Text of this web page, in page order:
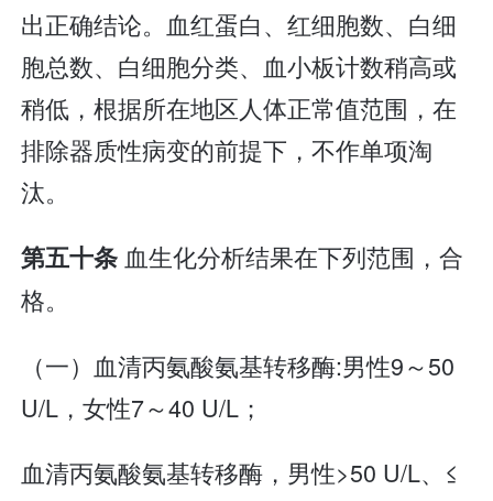
出正确结论。血红蛋白、红细胞数、白细
胞总数、白细胞分类、血小板计数稍高或
稍低，根据所在地区人体正常值范围，在
排除器质性病变的前提下，不作单项淘
汰。
第五十条血生化分析结果在下列范围，合
格。
（一）血清丙氨酸氨基转移酶:男性9～50
U/L，女性7～40 U/L；
血清丙氨酸氨基转移酶，男性>50 U/L、≤